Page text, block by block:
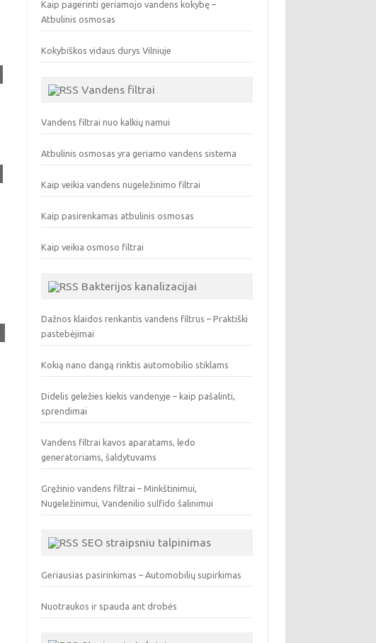
Kaip pagerinti geriamojo vandens kokybę –
Atbulinis osmosas
Kokybiškos vidaus durys Vilniuje
Vandens filtrai
Vandens filtrai nuo kalkių namui
Atbulinis osmosas yra geriamo vandens sistema
Kaip veikia vandens nugeležinimo filtrai
Kaip pasirenkamas atbulinis osmosas
Kaip veikia osmoso filtrai
Bakterijos kanalizacijai
Dažnos klaidos renkantis vandens filtrus – Praktiški
pastebėjimai
Kokią nano dangą rinktis automobilio stiklams
Didelis geležies kiekis vandenyje – kaip pašalinti,
sprendimai
Vandens filtrai kavos aparatams, ledo
generatoriams, šaldytuvams
Gręžinio vandens filtrai – Minkštinimui,
Nugeležinimui, Vandenilio sulfido šalinimui
SEO straipsniu talpinimas
Geriausias pasirinkimas – Automobilių supirkimas
Nuotraukos ir spauda ant drobės